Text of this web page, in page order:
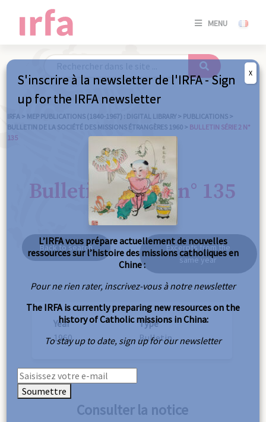
MENU
SE
/
IRFA > MEP PUBLICATIONS (1840-1967) : DIGITAL LIBRARY > PUBLICATIONS >
BULLETIN DE LA SOCIÉTÉ DES MISSIONS ÉTRANGÈRES 1960 > BULLETIN SÉRIE 2 N°
135
Bulletin série 2 n° 135
Back to search
Excerpts from the
same year
Year
1960
Type
Bulletin
Consulter la notice
S'inscrire à la newsletter de l'IRFA - Sign
up for the IRFA newsletter
L’IRFA vous prépare actuellement de nouvelles
ressources sur l’histoire des missions catholiques en
Chine :
Pour ne rien rater, inscrivez-vous à notre newsletter
The IRFA is currently preparing new resources on the
history of Catholic missions in China:
To stay up to date, sign up for our newsletter
Soumettre
X